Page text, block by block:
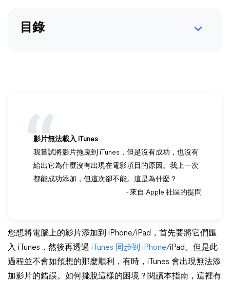
目錄
影片無法載入 iTunes
我嘗試將影片拖曳到 iTunes，但是沒有成功，也沒有
給出它為什麼沒有出現在電影項目的原因。我上一次
都能成功添加，但這次卻不能。這是為什麼？
- 來自 Apple 社區的提問
您想將電腦上的影片添加到 iPhone/iPad，首先要將它們匯
入 iTunes，然後再透過 iTunes 同步到 iPhone/iPad。但是此
過程並不會如預想的那麼順利，有時，iTunes 會出現無法添
加影片的錯誤。如何擺脫這樣的困境？閱讀本指南，這裡有